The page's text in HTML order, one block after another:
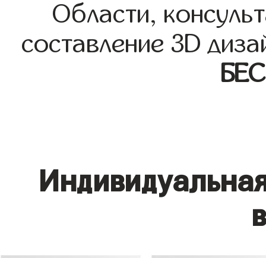
Области,
составление 3D